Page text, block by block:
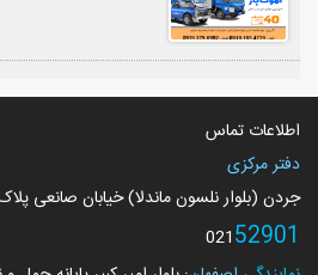
اطلاعات تماس
دفتر مرکزی
جردن (بلوار نلسون ماندلا) خیابان صانعی پلاک 13 واحد 13 و
02152901